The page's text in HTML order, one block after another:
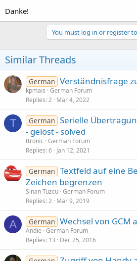
Danke!
You must log in or register
Similar Threads
German Verständnisfrage
kpmais German Forum
Replies 2 Mar 4, 2022
T German Serielle
- gelöst - solved
ttronic German Forum
Replies 6 Jan 12, 2021
German Textfeld auf eine
Zeichen begrenzen
Sinan Tuzcu German Forum
Replies 2 Mar 9, 2019
A German Wechsel von GCM
Andie German Forum
Replies 13 Dec 25, 2016